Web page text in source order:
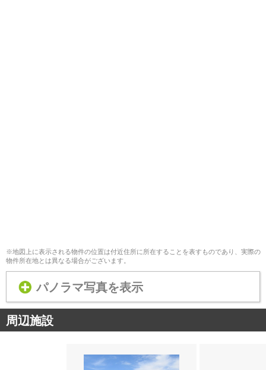
※地図上に表示される物件の位置は付近住所に所在することを表すものであり、実際の
物件所在地とは異なる場合がございます。
パノラマ写真を表示
周辺施設